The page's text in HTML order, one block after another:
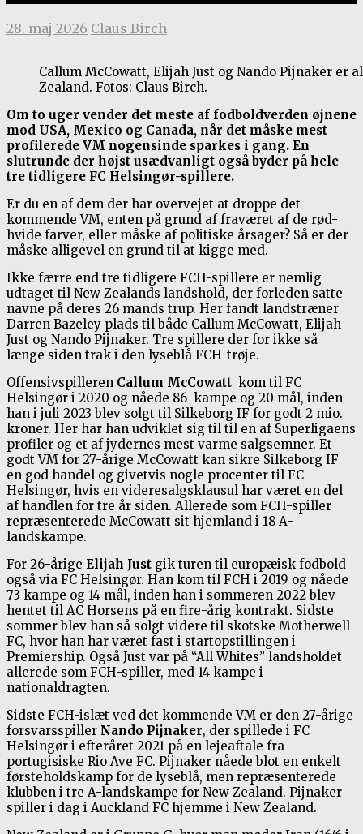
28. maj 2026 Claus Birch
Callum McCowatt, Elijah Just og Nando Pijnaker er
Zealand. Fotos: Claus Birch.
Om to uger vender det meste af fodboldverden øjnene
mod USA, Mexico og Canada, når det måske mest
profilerede VM nogensinde sparkes i gang. En
slutrunde der højst usædvanligt også byder på hele
tre tidligere FC Helsingør-spillere.
Er du en af dem der har overvejet at droppe det
kommende VM, enten på grund af fraværet af de rød-
hvide farver, eller måske af politiske årsager? Så er der
måske alligevel en grund til at kigge med.
Ikke færre end tre tidligere FCH-spillere er nemlig
udtaget til New Zealands landshold, der forleden satte
navne på deres 26 mands trup. Her fandt landstræner
Darren Bazeley plads til både Callum McCowatt, Elijah
Just og Nando Pijnaker. Tre spillere der for ikke så
længe siden trak i den lyseblå FCH-trøje.
Offensivspilleren Callum McCowatt kom til FC
Helsingør i 2020 og nåede 86 kampe og 20 mål, inden
han i juli 2023 blev solgt til Silkeborg IF for godt 2 mio.
kroner. Her har han udviklet sig til til en af Superligaens
profiler og et af jydernes mest varme salgsemner. Et
godt VM for 27-årige McCowatt kan sikre Silkeborg IF
en god handel og givetvis nogle procenter til FC
Helsingør, hvis en videresalgsklausul har været en del
af handlen for tre år siden. Allerede som FCH-spiller
repræsenterede McCowatt sit hjemland i 18 A-
landskampe.
For 26-årige Elijah Just gik turen til europæisk fodbold
også via FC Helsingør. Han kom til FCH i 2019 og nåede
73 kampe og 14 mål, inden han i sommeren 2022 blev
hentet til AC Horsens på en fire-årig kontrakt. Sidste
sommer blev han så solgt videre til skotske Motherwell
FC, hvor han har været fast i startopstillingen i
Premiership. Også Just var på “All Whites” landsholdet
allerede som FCH-spiller, med 14 kampe i
nationaldragten.
Sidste FCH-islæt ved det kommende VM er den 27-årige
forsvarsspiller Nando Pijnaker, der spillede i FC
Helsingør i efteråret 2021 på en lejeaftale fra
portugisiske Rio Ave FC. Pijnaker nåede blot en enkelt
førsteholdskamp for de lyseblå, men repræsenterede
klubben i tre A-landskampe for New Zealand. Pijnaker
spiller i dag i Auckland FC hjemme i New Zealand.